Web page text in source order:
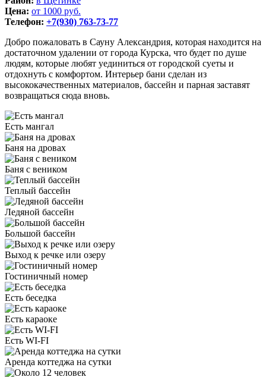
Цена: от 1000 руб.
Телефон: +7(930) 763-73-77
Добро пожаловать в Сауну Александрия, которая находится на
достаточном удалении от города Курска, что будет по душе
людям, которые любят уединиться от городской суеты и
отдохнуть с комфортом. Интерьер бани сделан из
высококачественных материалов, бассейн и парная заставят
возвращаться сюда вновь.
Есть мангал
Баня на дровах
Баня с веником
Теплый бассейн
Ледяной бассейн
Большой бассейн
Выход к речке или озеру
Гостиничный номер
Есть беседка
Есть караоке
Есть WI-FI
Аренда коттеджа на сутки